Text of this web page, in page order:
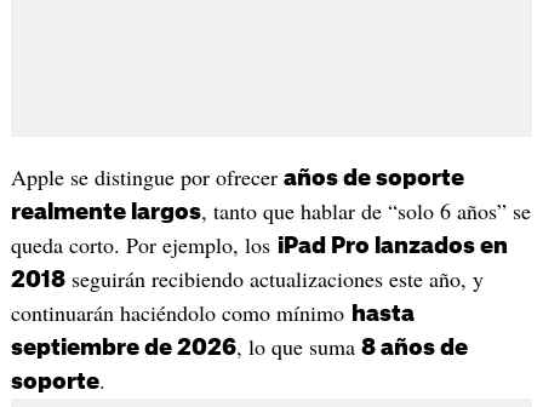
Apple se distingue por ofrecer años de soporte
realmente largos, tanto que hablar de “solo 6 años” se
queda corto. Por ejemplo, los iPad Pro lanzados en
2018seguirán recibiendo actualizaciones este año, y
continuarán haciéndolo como mínimo hasta
septiembre de 2026, lo que suma 8 años de
soporte.